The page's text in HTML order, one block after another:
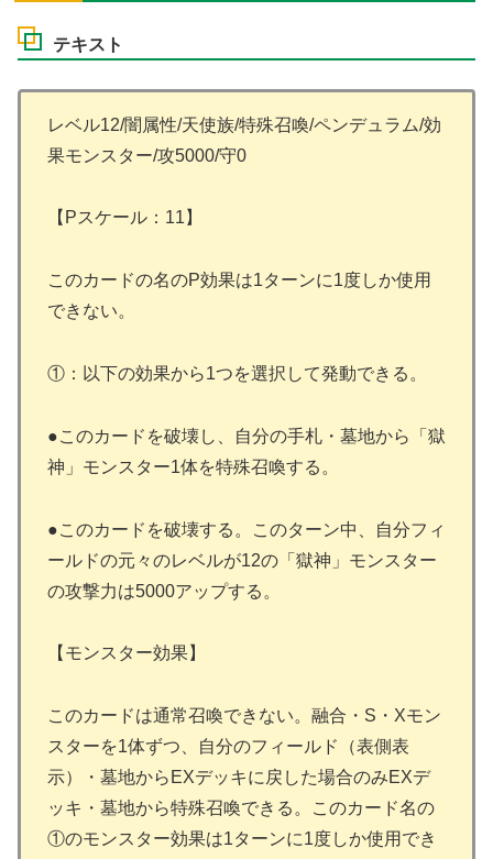
テキスト
レベル12/闇属性/天使族/特殊召喚/ペンデュラム/効
果モンスター/攻5000/守0
【Pスケール：11】
このカードの名のP効果は1ターンに1度しか使用
できない。
①：以下の効果から1つを選択して発動できる。
●このカードを破壊し、自分の手札・墓地から「獄
神」モンスター1体を特殊召喚する。
●このカードを破壊する。このターン中、自分フィ
ールドの元々のレベルが12の「獄神」モンスター
の攻撃力は5000アップする。
【モンスター効果】
このカードは通常召喚できない。融合・S・Xモン
スターを1体ずつ、自分のフィールド（表側表
示）・墓地からEXデッキに戻した場合のみEXデ
ッキ・墓地から特殊召喚できる。このカード名の
①のモンスター効果は1ターンに1度しか使用でき